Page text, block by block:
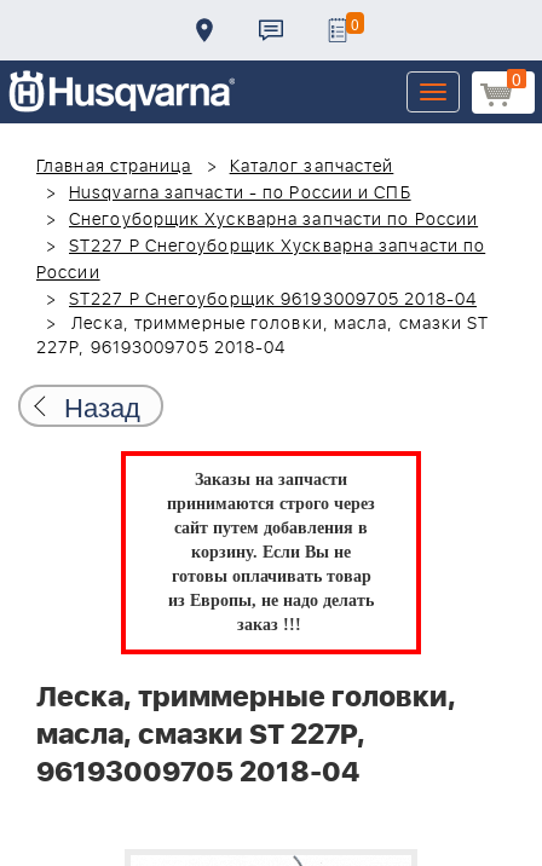
0
0
Toggle
navigation
Главная страница
Каталог запчастей
Husqvarna запчасти - по России и СПБ
Снегоуборщик Хускварна запчасти по России
ST227 P Снегоуборщик Хускварна запчасти по
России
ST227 P Снегоуборщик 96193009705 2018-04
Леска, триммерные головки, масла, смазки ST
227P, 96193009705 2018-04
Назад
Заказы на запчасти
принимаются строго через
сайт путем добавления в
корзину. Если Вы не
готовы оплачивать товар
из Европы, не надо делать
заказ !!!
Леска, триммерные головки,
масла, смазки ST 227P,
96193009705 2018-04